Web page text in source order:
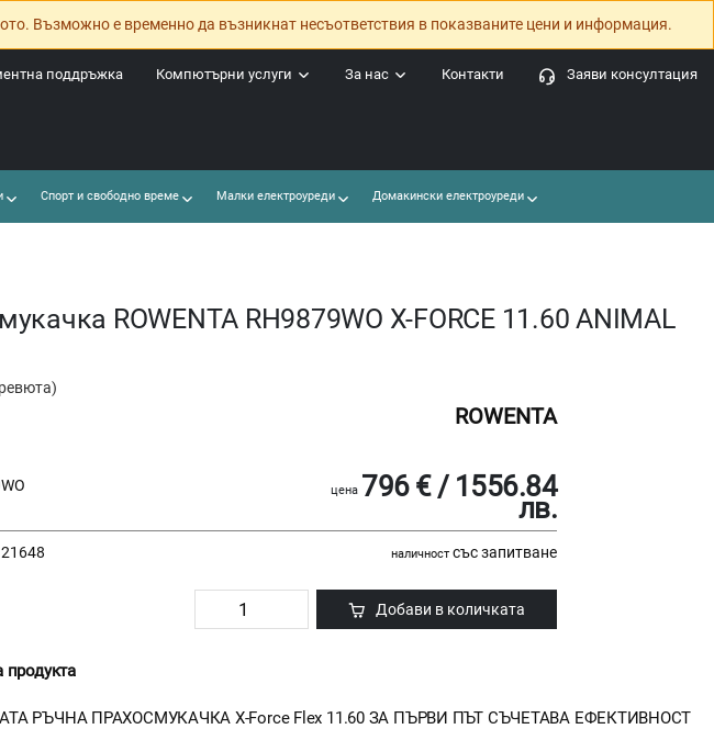
Възможно е временно да възникнат несъответствия в показваните цени и информация.
Заяви консултация
Контакти
За нас
Компютърни услуги
поддръжка
Спорт и свободно време Малки електроуреди Домакински електроуреди
ROWENTA RH9879WO X-FORCE 11.60 ANIMAL
ROWENTA
цена 796 € / 1556.84
лв.
21648 наличност със запитване
Добави в количката
РЪЧНА ПРАХОСМУКАЧКА X-Force Flex 11.60 ЗА ПЪРВИ ПЪТ СЪЧЕТАВА ЕФЕКТИВНОСТ